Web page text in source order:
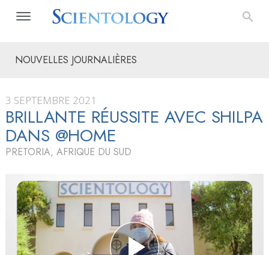
NOUVELLES JOURNALIÈRES
3 SEPTEMBRE 2021
BRILLANTE RÉUSSITE AVEC SHILPA
DANS @HOME
PRETORIA, AFRIQUE DU SUD